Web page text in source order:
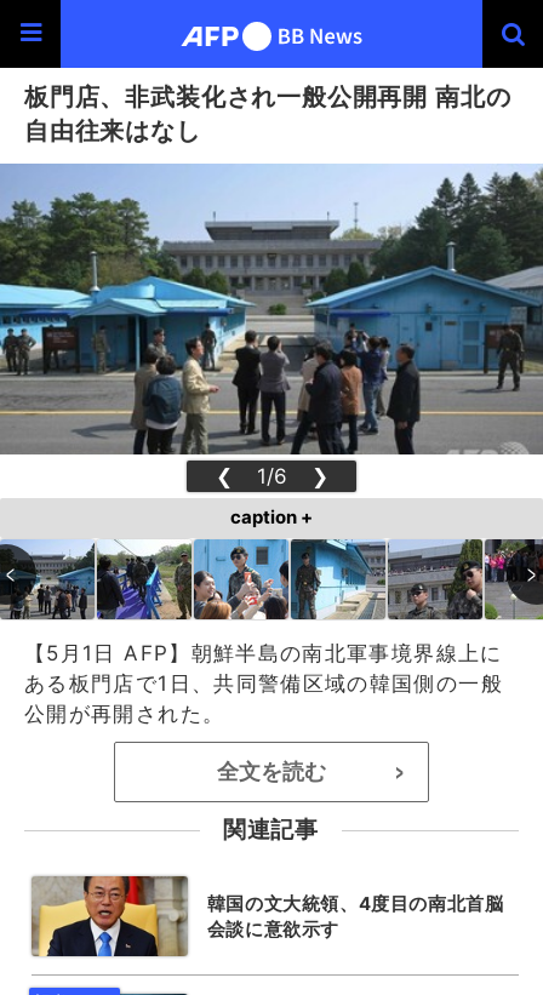
板門店、非武装化され一般公開再開 南北の
自由往来はなし
❮ 1/6 ❯
caption +
【5月1日 AFP】朝鮮半島の南北軍事境界線上に
ある板門店で1日、共同警備区域の韓国側の一般
公開が再開された。
全文を読む >
関連記事
韓国の文大統領、4度目の南北首脳
会談に意欲示す